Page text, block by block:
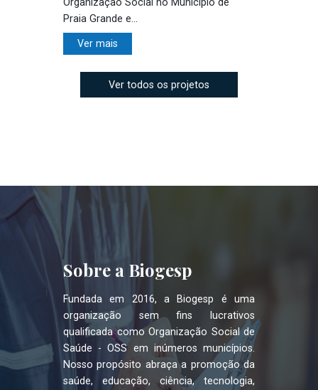
Organização Social no Município de
Praia Grande e...
Ver mais
Ver todos os projetos
Sobre a Biogesp
Fundada em 2016, a Biogesp é uma
organização sem fins lucrativos
qualificada como Organização Social de
Saúde - OSS em inúmeros municípios.
Nosso propósito abraça a promoção da
saúde, educação, ciência, tecnologia,